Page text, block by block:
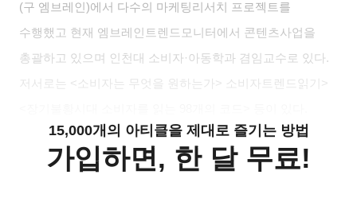
(구 엠브레인)에서 다수의 마케팅리서치 프로젝트를
수행했고 현재 엠브레인트렌드모니터에서 콘텐츠사업을
총괄하고 있으며 인천대 소비자 ·아동학과 겸임교수로 있다 .
저서로는 < 소비자는 무엇을 원하는가 > 소비자트렌드읽기
>
15,000개의 아티클을 제대로 즐기는 방법
가입하면, 한 달 무료!